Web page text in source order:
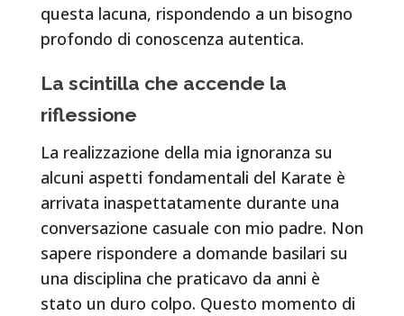
questa lacuna, rispondendo a un bisogno
profondo di conoscenza autentica.
La scintilla che accende la
riflessione
La realizzazione della mia ignoranza su
alcuni aspetti fondamentali del Karate è
arrivata inaspettatamente durante una
conversazione casuale con mio padre. Non
sapere rispondere a domande basilari su
una disciplina che praticavo da anni è
stato un duro colpo. Questo momento di